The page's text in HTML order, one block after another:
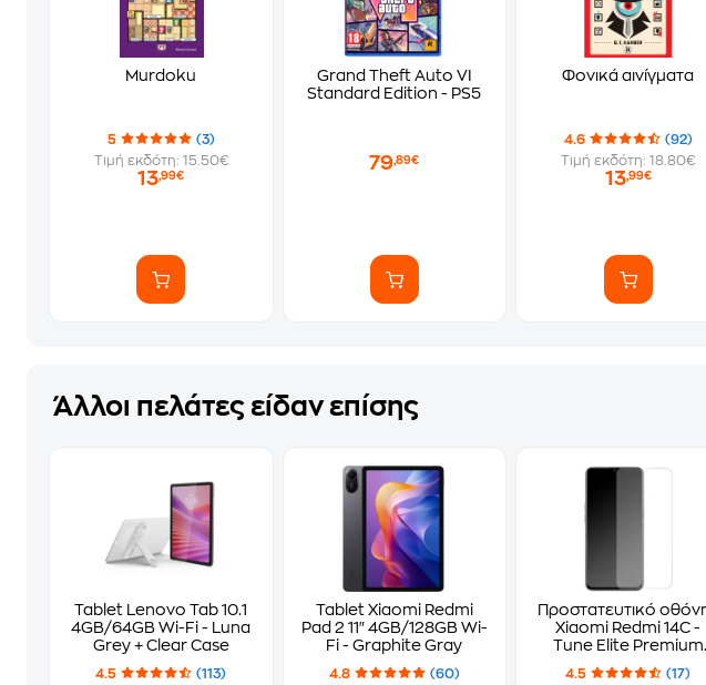
Murdoku
5
(3)
Τιμή εκδότη: 15.50€
13,99€
Grand Theft Auto VI
Standard Edition - PS5
79,89€
Φονικά αινίγματα
4.6
(92)
Τιμή εκδότη: 18.80€
13,99€
Άλλοι πελάτες είδαν επίσης
Tablet Lenovo Tab 10.1
4GB/64GB Wi-Fi - Luna
Grey + Clear Case
4.5
(113)
Tablet Xiaomi Redmi
Pad 2 11" 4GB/128GB Wi-
Fi - Graphite Gray
4.8
(60)
Προστατευτικό
Xiaomi Redmi 14C -
Tune Elite Premium
Tempered Glass
4.5
(17)